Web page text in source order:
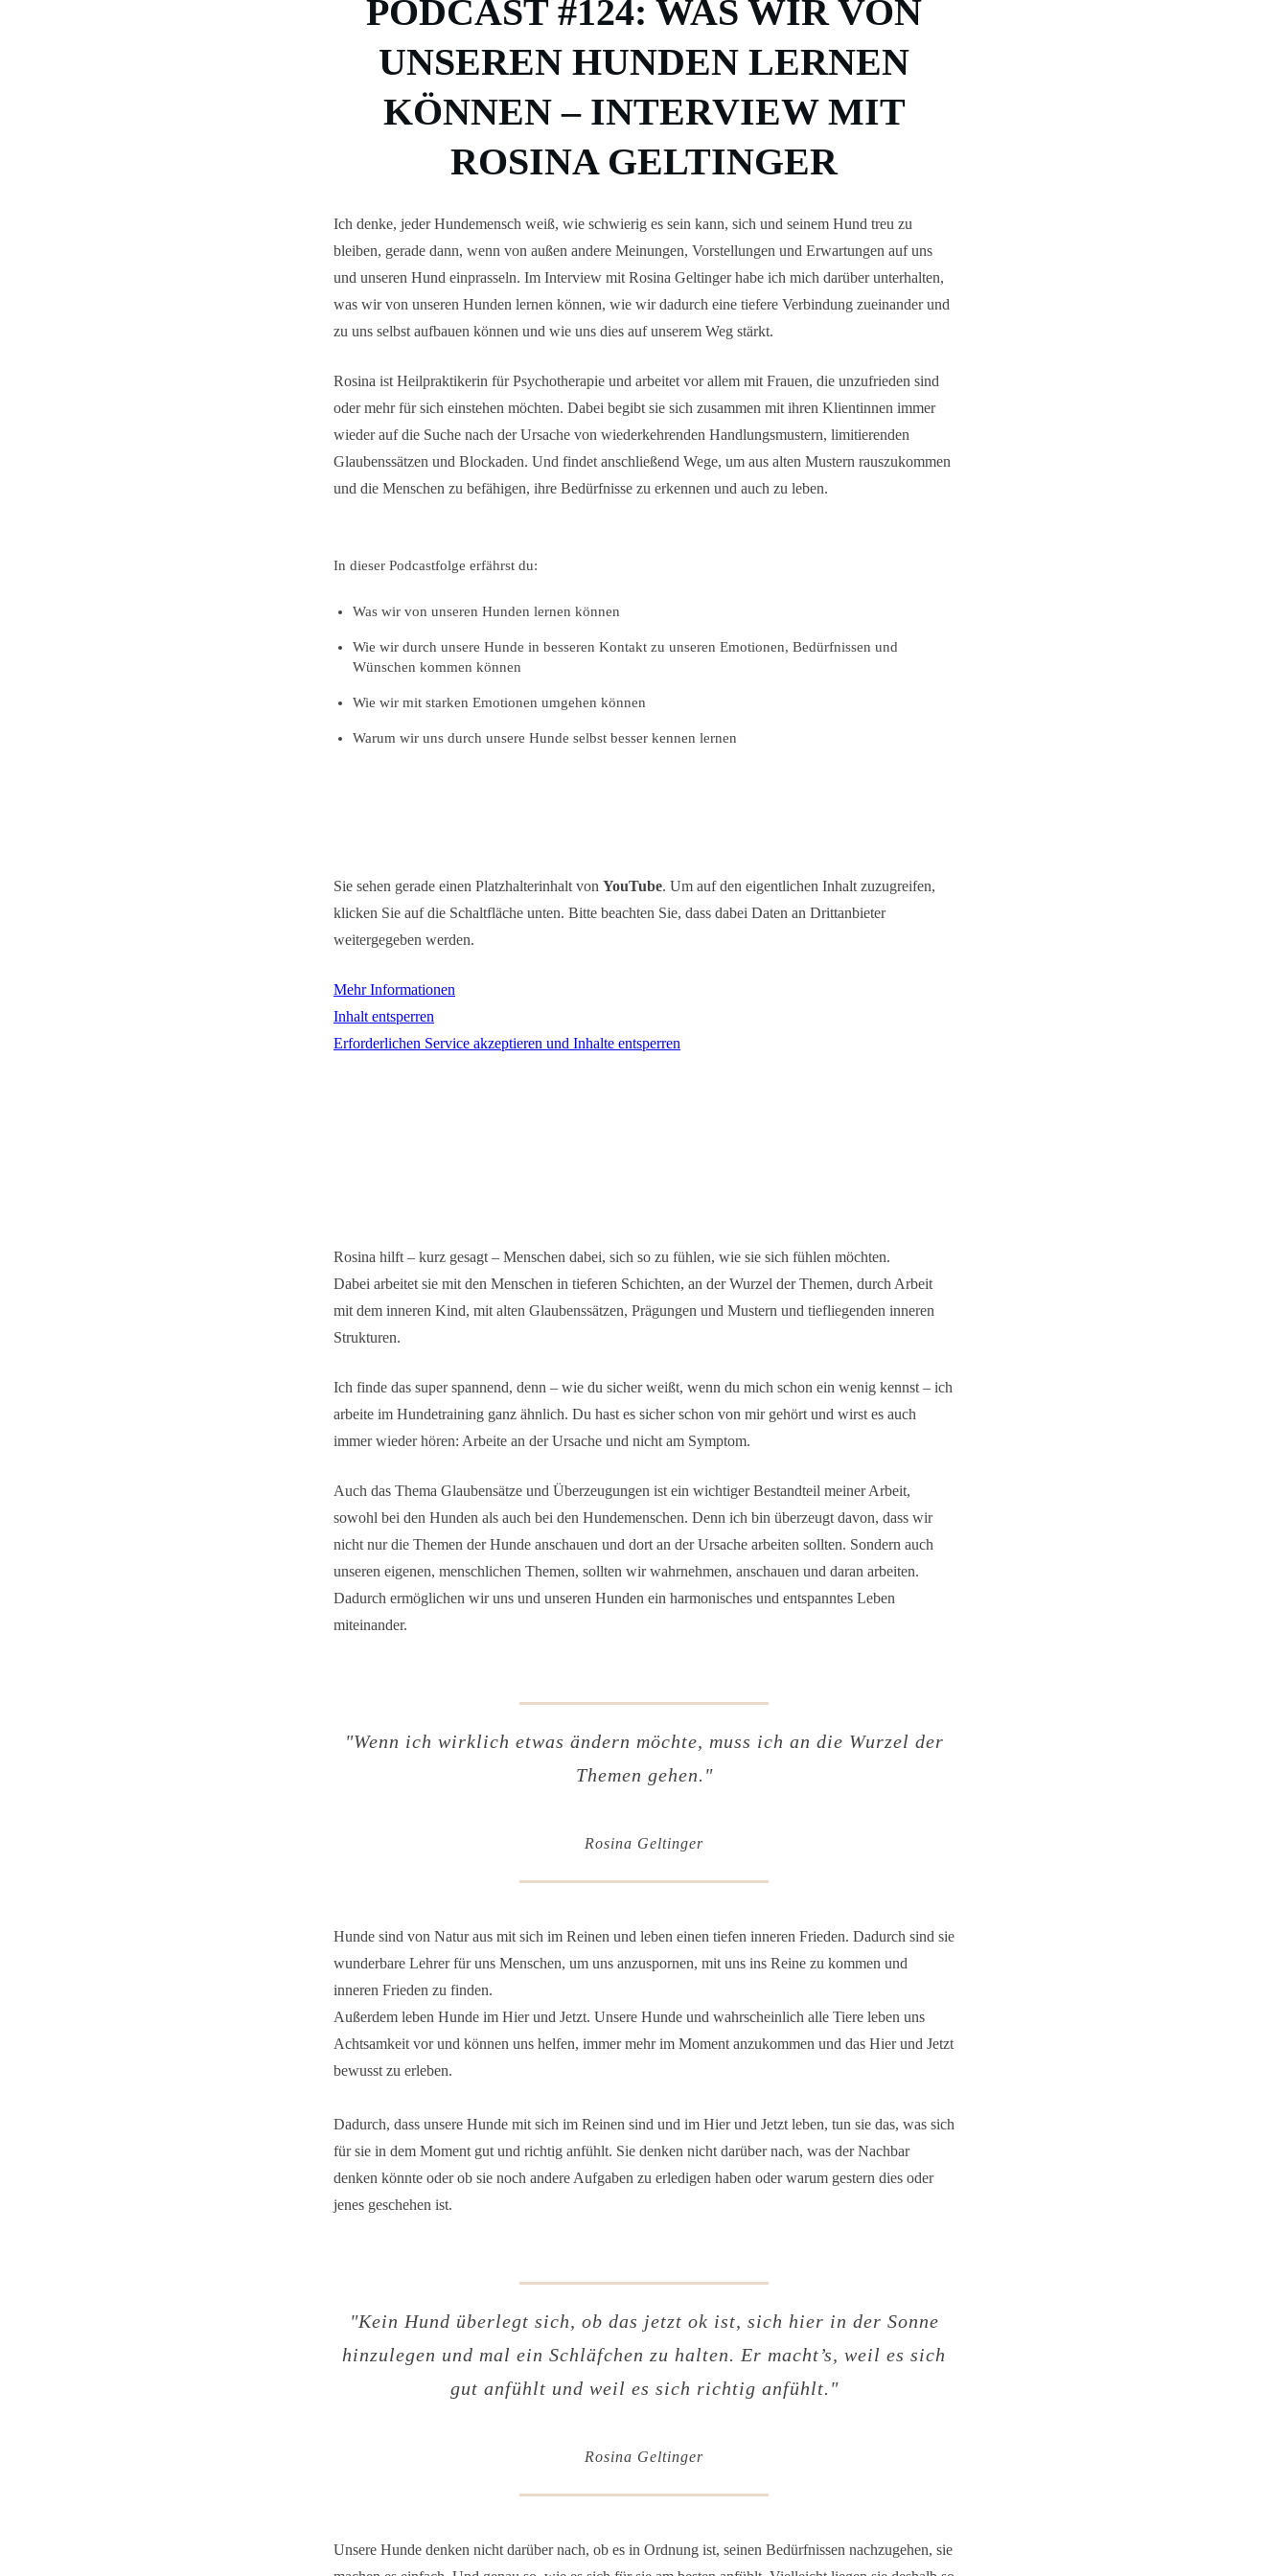
PODCAST #124: WAS WIR VON
UNSEREN HUNDEN LERNEN
KÖNNEN – INTERVIEW MIT
ROSINA GELTINGER
Ich denke, jeder Hundemensch weiß, wie schwierig es sein kann, sich und seinem Hund treu zu
bleiben, gerade dann, wenn von außen andere Meinungen, Vorstellungen und Erwartungen auf uns
und unseren Hund einprasseln. Im Interview mit Rosina Geltinger habe ich mich darüber unterhalten,
was wir von unseren Hunden lernen können, wie wir dadurch eine tiefere Verbindung zueinander und
zu uns selbst aufbauen können und wie uns dies auf unserem Weg stärkt.
Rosina ist Heilpraktikerin für Psychotherapie und arbeitet vor allem mit Frauen, die unzufrieden sind
oder mehr für sich einstehen möchten. Dabei begibt sie sich zusammen mit ihren Klientinnen immer
wieder auf die Suche nach der Ursache von wiederkehrenden Handlungsmustern, limitierenden
Glaubenssätzen und Blockaden. Und findet anschließend Wege, um aus alten Mustern rauszukommen
und die Menschen zu befähigen, ihre Bedürfnisse zu erkennen und auch zu leben.
In dieser Podcastfolge erfährst du:
Was wir von unseren Hunden lernen können
Wie wir durch unsere Hunde in besseren Kontakt zu unseren Emotionen, Bedürfnissen und
Wünschen kommen können
Wie wir mit starken Emotionen umgehen können
Warum wir uns durch unsere Hunde selbst besser kennen lernen
Sie sehen gerade einen Platzhalterinhalt von YouTube. Um auf den eigentlichen Inhalt zuzugreifen,
klicken Sie auf die Schaltfläche unten. Bitte beachten Sie, dass dabei Daten an Drittanbieter
weitergegeben werden.
Mehr Informationen
Inhalt entsperren
Erforderlichen Service akzeptieren und Inhalte entsperren
Rosina hilft – kurz gesagt – Menschen dabei, sich so zu fühlen, wie sie sich fühlen möchten.
Dabei arbeitet sie mit den Menschen in tieferen Schichten, an der Wurzel der Themen, durch Arbeit
mit dem inneren Kind, mit alten Glaubenssätzen, Prägungen und Mustern und tiefliegenden inneren
Strukturen.
Ich finde das super spannend, denn – wie du sicher weißt, wenn du mich schon ein wenig kennst – ich
arbeite im Hundetraining ganz ähnlich. Du hast es sicher schon von mir gehört und wirst es auch
immer wieder hören: Arbeite an der Ursache und nicht am Symptom.
Auch das Thema Glaubensätze und Überzeugungen ist ein wichtiger Bestandteil meiner Arbeit,
sowohl bei den Hunden als auch bei den Hundemenschen. Denn ich bin überzeugt davon, dass wir
nicht nur die Themen der Hunde anschauen und dort an der Ursache arbeiten sollten. Sondern auch
unseren eigenen, menschlichen Themen, sollten wir wahrnehmen, anschauen und daran arbeiten.
Dadurch ermöglichen wir uns und unseren Hunden ein harmonisches und entspanntes Leben
miteinander.
"Wenn ich wirklich etwas ändern möchte, muss ich an die Wurzel der
Themen gehen. "
Rosina Geltinger
Hunde sind von Natur aus mit sich im Reinen und leben einen tiefen inneren Frieden. Dadurch sind sie
wunderbare Lehrer für uns Menschen, um uns anzuspornen, mit uns ins Reine zu kommen und
inneren Frieden zu finden.
Außerdem leben Hunde im Hier und Jetzt. Unsere Hunde und wahrscheinlich alle Tiere leben uns
Achtsamkeit vor und können uns helfen, immer mehr im Moment anzukommen und das Hier und Jetzt
bewusst zu erleben.
Dadurch, dass unsere Hunde mit sich im Reinen sind und im Hier und Jetzt leben, tun sie das, was sich
für sie in dem Moment gut und richtig anfühlt. Sie denken nicht darüber nach, was der Nachbar
denken könnte oder ob sie noch andere Aufgaben zu erledigen haben oder warum gestern dies oder
jenes geschehen ist.
"Kein Hund überlegt sich, ob das jetzt ok ist, sich hier in der Sonne
hinzulegen und mal ein Schläfchen zu halten. Er macht’s, weil es sich
gut anfühlt und weil es sich richtig anfühlt. "
Rosina Geltinger
Unsere Hunde denken nicht darüber nach, ob es in Ordnung ist, seinen Bedürfnissen nachzugehen, sie